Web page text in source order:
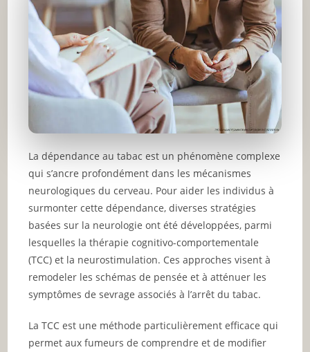
La dépendance au tabac est un phénomène complexe
qui s’ancre profondément dans les mécanismes
neurologiques du cerveau. Pour aider les individus à
surmonter cette dépendance, diverses stratégies
basées sur la neurologie ont été développées, parmi
lesquelles la thérapie cognitivo-comportementale
(TCC) et la neurostimulation. Ces approches visent à
remodeler les schémas de pensée et à atténuer les
symptômes de sevrage associés à l’arrêt du tabac.
La TCC est une méthode particulièrement efficace qui
permet aux fumeurs de comprendre et de modifier